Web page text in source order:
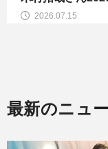
2026.07.15
最新のニュ